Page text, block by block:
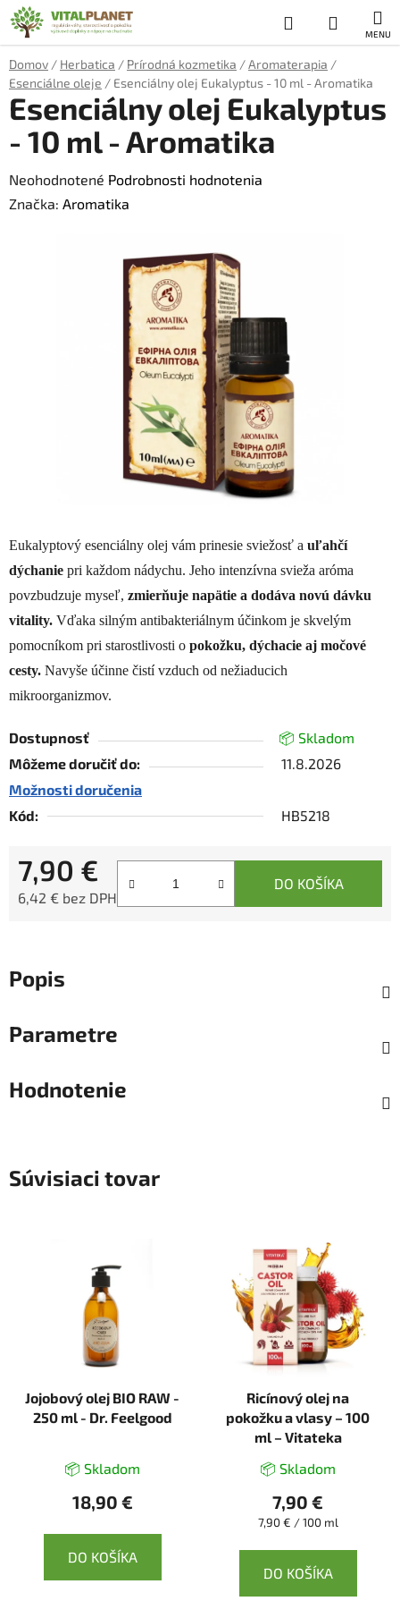
Prejsť
na
obsah
Hľadať
KOŠÍK
Domov / Herbatica / Prírodná kozmetika /Aromaterapia /
Esenciálne oleje / Esenciálny olej Eukalyptus - 10 ml - Aromatika
Eukalyptový esenciálny olej vám prinesie sviežosť a uľahčí
dýchanie pri každom nádychu. Jeho intenzívna svieža aróma
povzbudzuje myseľ, zmierňuje napätie a dodáva novú dávku
vitality. Vďaka silným antibakteriálnym účinkom je skvelým
pomocníkom pri starostlivosti o pokožku, dýchacie aj močové
cesty. Navyše účinne čistí vzduch od nežiaducich
mikroorganizmov.
Dostupnosť
📦 Skladom
Môžeme doručiť do:
11.8.2026
Možnosti doručenia
Kód:
HB5218
7,90 €
6,42 € bez DPH
DO KOŠÍKA
Esenciálny olej Eukalyptus
- 10 ml - Aromatika
Priemerné
hodnotenie
Neohodnotené Podrobnosti hodnotenia
Značka: Aromatika
Popis
Parametre
Hodnotenie
Súvisiaci tovar
Jojobový olej BIO RAW -
250 ml - Dr. Feelgood
📦 Skladom
18,90 €
DO KOŠÍKA
Ricínový olej na
pokožku a vlasy – 100
ml – Vitateka
📦 Skladom
7,90 €
Jednotková
7,90 € / 100 ml
DO KOŠÍKA